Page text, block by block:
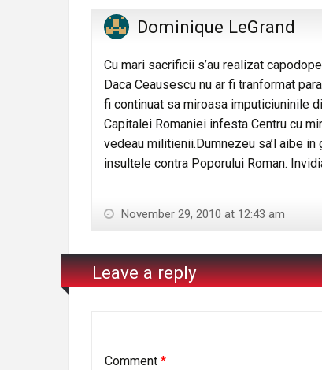
Dominique LeGrand
Cu mari sacrificii s’au realizat
Daca Ceausescu nu ar fi tranformat
fi continuat sa miroasa imputiciuninile
Capitalei Romaniei infesta Centru cu
vedeau militienii.Dumnezeu sa’l aibe
insultele contra Poporului Roman.
November 29, 2010 at 12:43 am
Leave a reply
Comment *